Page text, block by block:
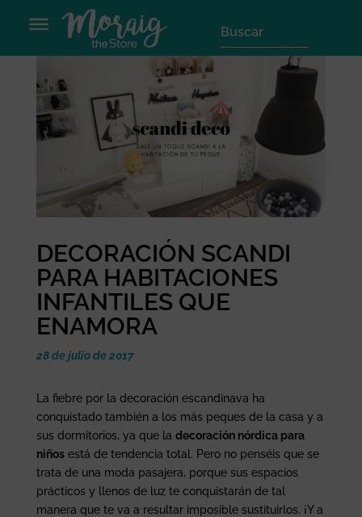
DECORACIÓN SCANDI
PARA HABITACIONES
INFANTILES QUE
ENAMORA
28 de julio de 2017
La fiebre por la decoración escandinava ha
conquistado también a los más peques de la casa y a
sus dormitorios, ya que la decoración nórdica para
niñosestá de tendencia total. Pero no penséis que se
trata de una moda pasajera, porque sus espacios
prácticos y llenos de luz te conquistarán de tal
manera que te va a resultar imposible sustituirlos. ¡Y a